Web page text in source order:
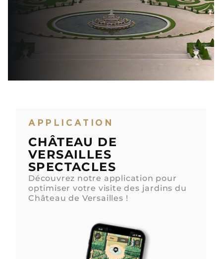
APPLICATION
CHÂTEAU DE
VERSAILLES
SPECTACLES
Découvrez notre application pour
optimiser votre visite des jardins du
Château de Versailles !